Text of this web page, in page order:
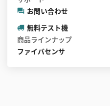
お問い合わせ
無料テスト機
商品ラインナップ
ファイバセンサ